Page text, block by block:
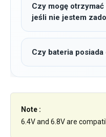
Czy mogę
jeśli nie jestem
Czy bateria posiada
Note :
6.4V and 6.8V are